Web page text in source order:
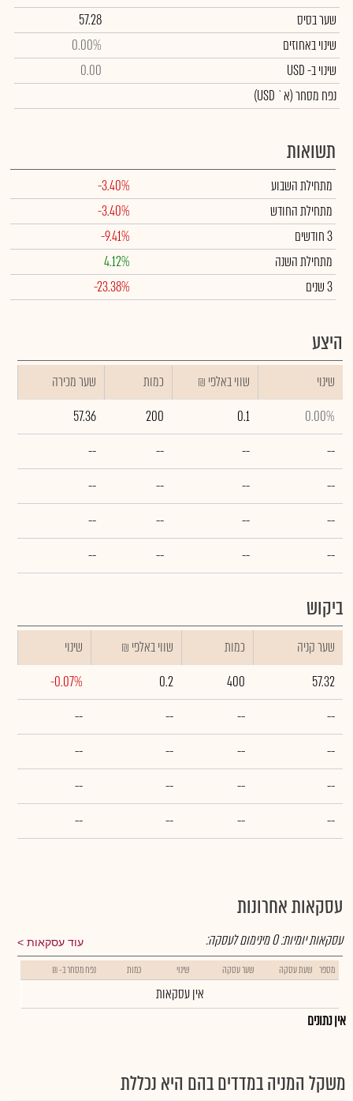
שער בסיס
57.28
שינוי באחוזים
0.00%
שינויב- USD
0.00
נפח מסחר(א` USD)
תשואות
מתחילת השבוע
-3.40%
מתחילת החודש
-3.40%
3 חודשים
-9.41%
מתחילת השנה
4.12%
3 שנים
-23.38%
היצע
שינוי ₪ שווי באלפי כמות
שער מכירה
0.00%
0.1
200
57.36
--
--
--
--
--
--
--
--
--
--
--
--
--
--
--
--
ביקוש
שער קניה כמות ₪ שווי באלפי
שינוי
57.32
400
0.2
-0.07%
--
--
--
--
--
--
--
--
--
--
--
--
--
--
--
--
עסקאות אחרונות
עוד עסקאות עסקאות יומיות:0מינימום לעסקה:
מספר שעת עסקה שער עסקה שינוי כמות נפח מסחר ב- ₪
אין עסקאות
אין נתונים
משקל המניה במדדים בהם היא נכללת